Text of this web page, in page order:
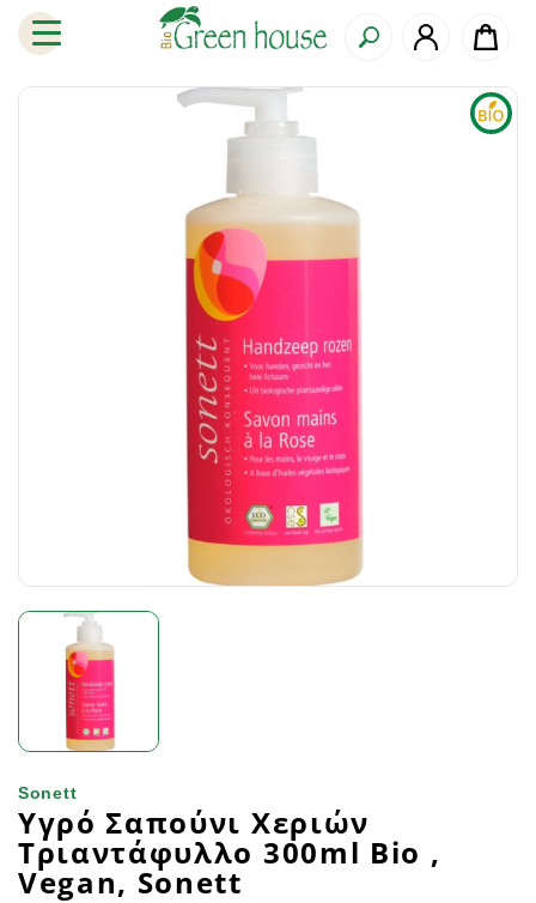
Sonett
Υγρό Σαπούνι Χεριών
Τριαντάφυλλο 300ml Bio ,
Vegan, Sonett